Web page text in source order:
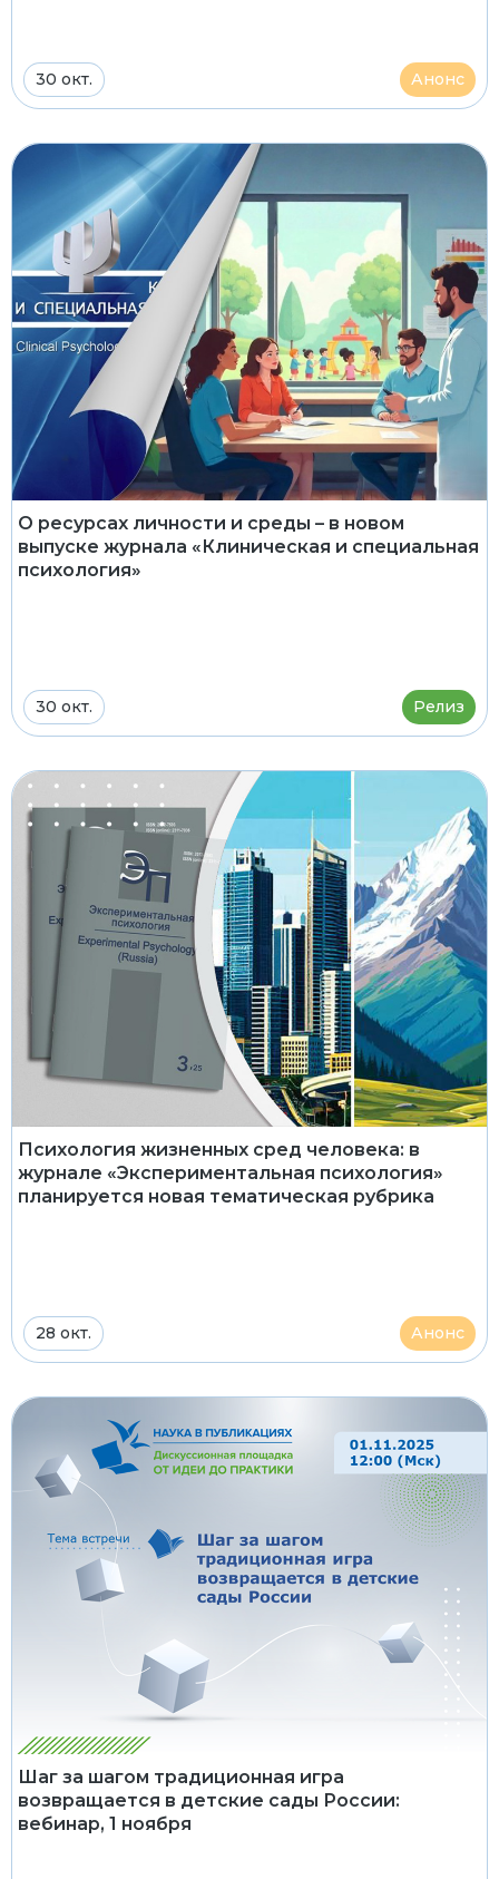
30 окт. Анонс
О ресурсах личности и среды – в новом
выпуске журнала «Клиническая и специальная
психология»
30 окт. Релиз
Психология жизненных сред человека: в
журнале «Экспериментальная психология»
планируется новая тематическая рубрика
28 окт. Анонс
Шаг за шагом традиционная игра
возвращается в детские сады России:
вебинар, 1 ноября